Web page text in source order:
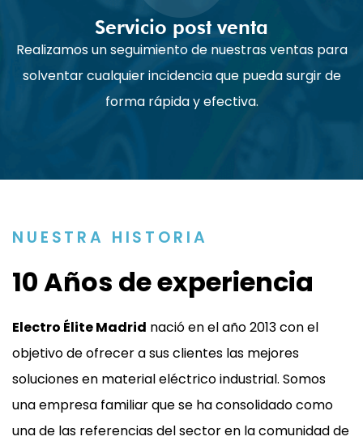
Servicio post venta
Realizamos un seguimiento de nuestras ventas para
solventar cualquier incidencia que pueda surgir de
forma rápida y efectiva.
NUESTRA HISTORIA
10 Años de experiencia
Electro Élite Madrid nació en el año 2013 con el
objetivo de ofrecer a sus clientes las mejores
soluciones en material eléctrico industrial. Somos
una empresa familiar que se ha consolidado como
una de las referencias del sector en la comunidad de